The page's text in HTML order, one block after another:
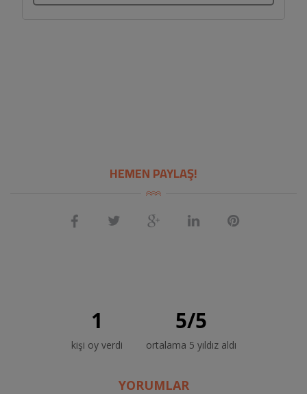
HEMEN PAYLAŞ!
1
kişi oy verdi
5/5
ortalama 5 yıldız aldı
YORUMLAR